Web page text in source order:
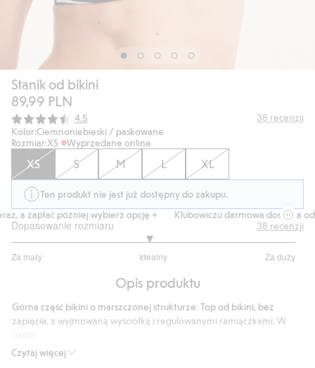
Stanik od bikini
89,99 PLN
Średnia ocena:
4.5 38 recenzji
Kolor:Ciemnoniebieski / paskowane
Rozmiar:XS Wyprzedane online
XS S M L XL
Ten produkt nie jest już dostępny do zakupu.
a zapłać później wybierz opcję +
Klubowiczu darmowa dostawa od
Dopasowanie rozmiaru
Za mały Idealny Za duży
na
30
głosów
38 recenzji
Opis produktu
Czytaj więcej
Górna część bikini o marszczonej strukturze. Top od bikini, bez
zapięcia, z wyjmowaną wyściółką i regulowanymi ramiączkami. W
Produkt zawiera 94% poliestru z odzysku.